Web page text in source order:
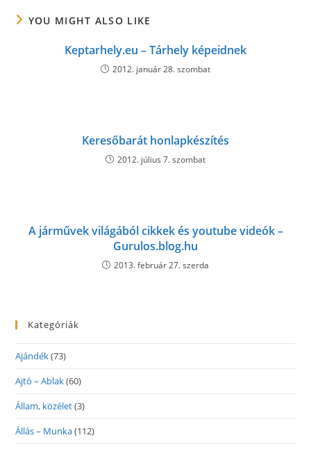
YOU MIGHT ALSO LIKE
Keptarhely.eu – Tárhely képeidnek
2012. január 28. szombat
Keresőbarát honlapkészítés
2012. július 7. szombat
A járművek világából cikkek és youtube videók –
Gurulos.blog.hu
2013. február 27. szerda
Kategóriák
Ajándék(73)
Ajtó – Ablak(60)
Állam, közélet(3)
Állás – Munka(112)